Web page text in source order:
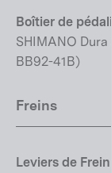
Boîtier de
SHIMANO
BB92-41B)
Freins
Leviers de